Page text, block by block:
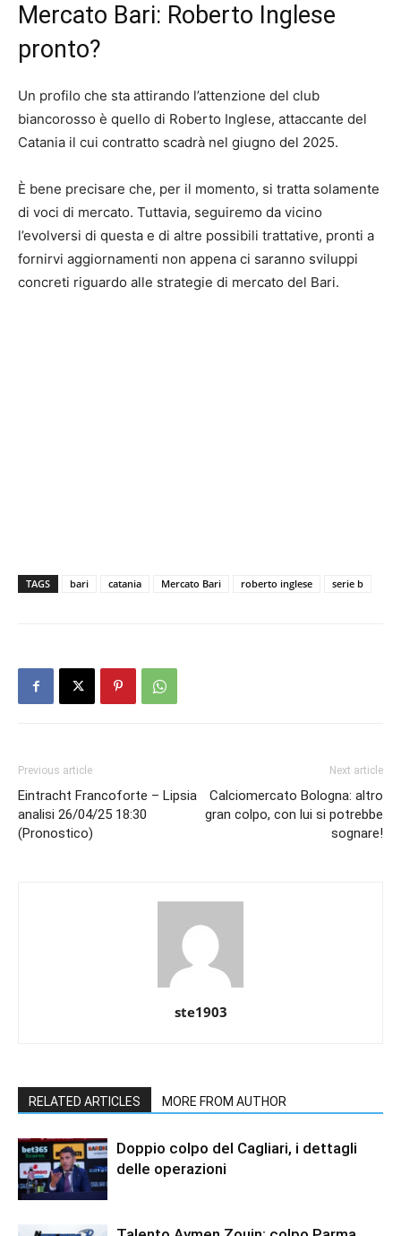
Mercato Bari: Roberto Inglese
pronto?
Un profilo che sta attirando l’attenzione del club
biancorosso è quello di Roberto Inglese, attaccante del
Catania il cui contratto scadrà nel giugno del 2025.
È bene precisare che, per il momento, si tratta solamente
di voci di mercato. Tuttavia, seguiremo da vicino
l’evolversi di questa e di altre possibili trattative, pronti a
fornirvi aggiornamenti non appena ci saranno sviluppi
concreti riguardo alle strategie di mercato del Bari.
TAGS bari catania Mercato Bari roberto inglese serie b
Previous article
Eintracht Francoforte – Lipsia
analisi 26/04/25 18:30
(Pronostico)
Next article
Calciomercato Bologna: altro
gran colpo, con lui si potrebbe
sognare!
ste1903
RELATED ARTICLES MORE FROM AUTHOR
Doppio colpo del Cagliari, i dettagli
delle operazioni